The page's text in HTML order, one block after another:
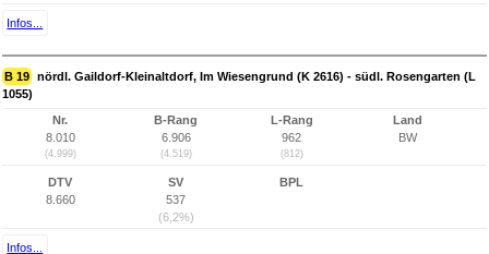
Infos...
B 19 nördl. Gaildorf-Kleinaltdorf, Im Wiesengrund (K 2616) - südl. Rosengarten (L
1055)
Nr.
8.010
(4.999)
B-Rang
6.906
(4.519)
L-Rang
962
(812)
Land
BW
DTV
8.660
SV
537
(6,2%)
BPL
Infos...